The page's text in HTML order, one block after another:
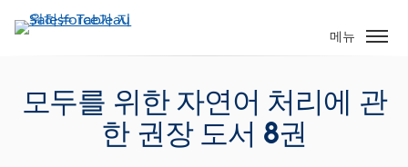
요
메뉴
모두를 위한 자연어 처리에 관
한 권장 도서 8권